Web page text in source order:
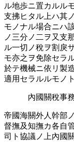
ル地歩ニ置カルル
支拂ヒタル上ハ其
モノナル場合ニハ
ノ三分ノ二ヲ又支
ル一切ノ稅ヲ割戾
モ亦之ヲ免󠄁除セラ
於テ機械ニ依リ製
適󠄁用セラルルモノ
內國關稅事務
帝國海關外人幹部
督撫及知撫カ各自
司ト協議ノ上內國